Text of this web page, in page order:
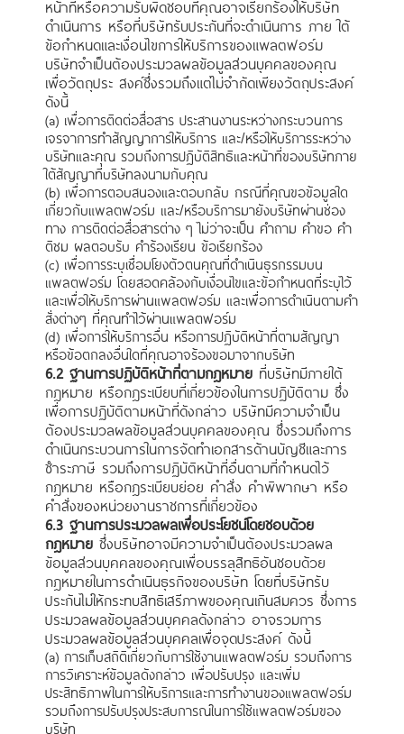
หน้าที่หรือความรับผิดชอบที่คุณอาจเรียกร้องให้บริษัท
ดำเนินการ หรือที่บริษัทรับประกันที่จะดำเนินการ ภาย ใต้
ข้อกำหนดและเงื่อนไขการให้บริการของแพลตฟอร์ม
บริษัทจำเป็นต้องประมวลผลข้อมูลส่วนบุคคลของคุณ
เพื่อวัตถุประ สงค์ซึ่งรวมถึงแต่ไม่จำกัดเพียงวัตถุประสงค์
ดังนี้
(a) เพื่อการติดต่อสื่อสาร ประสานงานระหว่างกระบวนการ
เจรจาการทำสัญญาการให้บริการ และ/หรือให้บริการระหว่าง
บริษัทและคุณ รวมถึงการปฏิบัติสิทธิและหน้าที่ของบริษัทภาย
ใต้สัญญาที่บริษัทลงนามกับคุณ
(b) เพื่อการตอบสนองและตอบกลับ กรณีที่คุณขอข้อมูลใด
เกี่ยวกับแพลตฟอร์ม และ/หรือบริการมายังบริษัทผ่านช่อง
ทาง การติดต่อสื่อสารต่าง ๆ ไม่ว่าจะเป็น คำถาม คำขอ คำ
ติชม ผลตอบรับ คำร้องเรียน ข้อเรียกร้อง
(c) เพื่อการระบุเชื่อมโยงตัวตนคุณที่ดำเนินธุรกรรมบน
แพลตฟอร์ม โดยสอดคล้องกับเงื่อนไขและข้อกำหนดที่ระบุไว้
และเพื่อให้บริการผ่านแพลตฟอร์ม และเพื่อการดำเนินตามคำ
สั่งต่างๆ ที่คุณทำไว้ผ่านแพลตฟอร์ม
(d) เพื่อการให้บริการอื่น หรือการปฏิบัติหน้าที่ตามสัญญา
หรือข้อตกลงอื่นใดที่คุณอาจร้องขอมาจากบริษัท
6.2 ฐานการปฏิบัติหน้าที่ตามกฎหมาย ที่บริษัทมีภายใต้
กฎหมาย หรือกฎระเบียบที่เกี่ยวข้องในการปฏิบัติตาม ซึ่ง
เพื่อการปฏิบัติตามหน้าที่ดังกล่าว บริษัทมีความจำเป็น
ต้องประมวลผลข้อมูลส่วนบุคคลของคุณ ซึ่งรวมถึงการ
ดำเนินกระบวนการในการจัดทำเอกสารด้านบัญชีและการ
ชำระภาษี รวมถึงการปฏิบัติหน้าที่อื่นตามที่กำหนดไว้
กฎหมาย หรือกฎระเบียบย่อย คำสั่ง คำพิพากษา หรือ
คำสั่งของหน่วยงานราชการที่เกี่ยวข้อง
6.3 ฐานการประมวลผลเพื่อประโยชน์โดยชอบด้วย
กฎหมาย ซึ่งบริษัทอาจมีความจำเป็นต้องประมวลผล
ข้อมูลส่วนบุคคลของคุณเพื่อบรรลุสิทธิอันชอบด้วย
กฎหมายในการดำเนินธุรกิจของบริษัท โดยที่บริษัทรับ
ประกันไม่ให้กระทบสิทธิเสรีภาพของคุณเกินสมควร ซึ่งการ
ประมวลผลข้อมูลส่วนบุคคลดังกล่าว อาจรวมการ
ประมวลผลข้อมูลส่วนบุคคลเพื่อจุดประสงค์ ดังนี้
(a) การเก็บสถิติเกี่ยวกับการใช้งานแพลตฟอร์ม รวมถึงการ
การวิเคราะห์ข้อมูลดังกล่าว เพื่อปรับปรุง และเพิ่ม
ประสิทธิภาพในการให้บริการและการทำงานของแพลตฟอร์ม
รวมถึงการปรับปรุงประสบการณ์ในการใช้แพลตฟอร์มของ
บริษัท